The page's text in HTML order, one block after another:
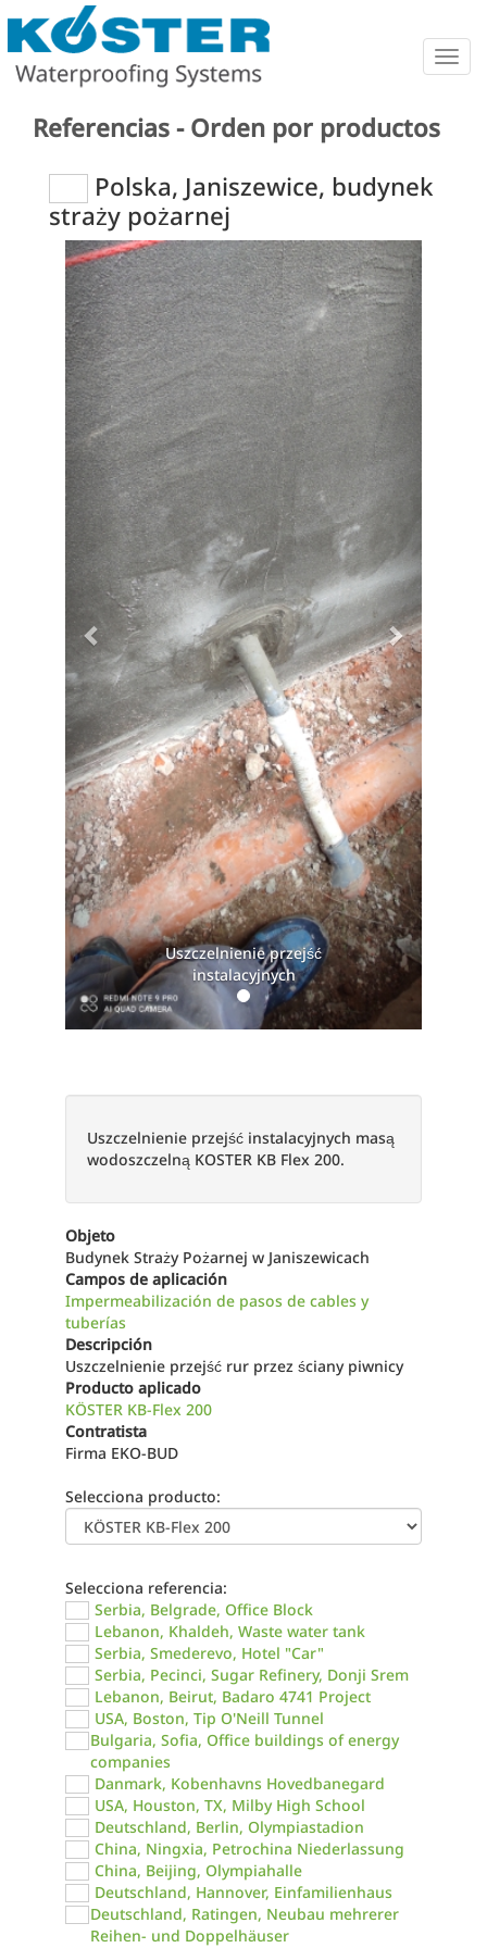
Referencias - Orden por productos
Polska, Janiszewice, budynek
straży pożarnej
Uszczelnienie przejść
instalacyjnych
Previous Next
Uszczelnienie przejść instalacyjnych masą
wodoszczelną KOSTER KB Flex 200.
Objeto
Budynek Straży Pożarnej w Janiszewicach
Campos de aplicación
Impermeabilización de pasos de cables y
tuberías
Descripción
Uszczelnienie przejść rur przez ściany piwnicy
Producto aplicado
KÖSTER KB-Flex 200
Contratista
Firma EKO-BUD
Selecciona producto:
Selecciona referencia:
Serbia, Belgrade, Office Block
Lebanon, Khaldeh, Waste water tank
Serbia, Smederevo, Hotel "Car"
Serbia, Pecinci, Sugar Refinery, Donji Srem
Lebanon, Beirut, Badaro 4741 Project
USA, Boston, Tip O'Neill Tunnel
Bulgaria, Sofia, Office buildings of energy
companies
Danmark, Kobenhavns Hovedbanegard
USA, Houston, TX, Milby High School
Deutschland, Berlin, Olympiastadion
China, Ningxia, Petrochina Niederlassung
China, Beijing, Olympiahalle
Deutschland, Hannover, Einfamilienhaus
Deutschland, Ratingen, Neubau mehrerer
Reihen- und Doppelhäuser